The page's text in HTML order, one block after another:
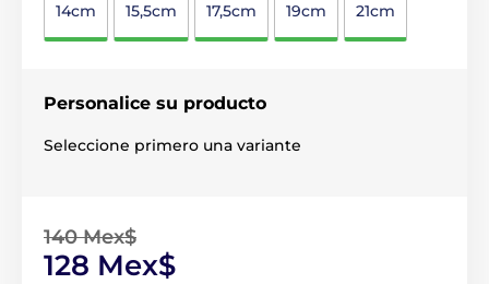
14cm 15,5cm 17,5cm 19cm 21cm
Personalice su producto
Seleccione primero una variante
140 Mex$
128 Mex$